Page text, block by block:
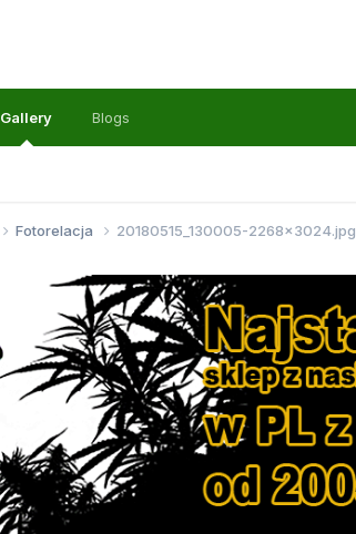
Gallery Blogs
Fotorelacja 20180515_130005-2268x3024.jpg